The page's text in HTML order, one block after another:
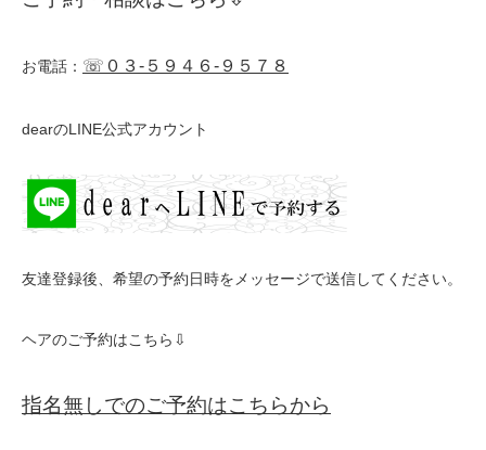
お電話： ☏０３-５９４６-９５７８
dearのLINE公式アカウント
友達登録後、希望の予約日時をメッセージで送信してください。
ヘアのご予約はこちら⇩
指名無しでのご予約はこちらから